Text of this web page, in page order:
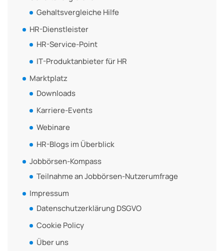
Gehaltsvergleiche Hilfe
HR-Dienstleister
HR-Service-Point
IT-Produktanbieter für HR
Marktplatz
Downloads
Karriere-Events
Webinare
HR-Blogs im Überblick
Jobbörsen-Kompass
Teilnahme an Jobbörsen-Nutzerumfrage
Impressum
Datenschutzerklärung DSGVO
Cookie Policy
Über uns